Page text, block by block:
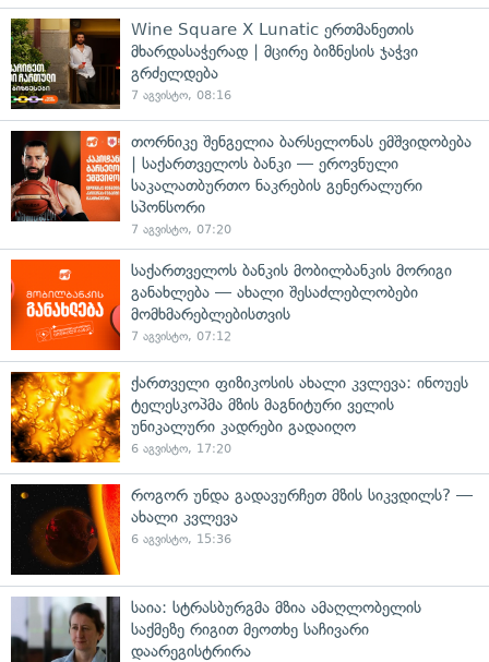
Wine Square X Lunatic ერთმანეთის
მხარდასაჭერად | მცირე ბიზნესის ჯაჭვი
გრძელდება
7 აგვისტო, 08:16
თორნიკე შენგელია ბარსელონას ემშვიდობება
| საქართველოს ბანკი — ეროვნული
საკალათბურთო ნაკრების გენერალური
სპონსორი
7 აგვისტო, 07:20
საქართველოს ბანკის მობილბანკის მორიგი
განახლება — ახალი შესაძლებლობები
მომხმარებლებისთვის
7 აგვისტო, 07:12
ქართველი ფიზიკოსის ახალი კვლევა: ინოუეს
ტელესკოპმა მზის მაგნიტური ველის
უნიკალური კადრები გადაიღო
6 აგვისტო, 17:20
როგორ უნდა გადავურჩეთ მზის სიკვდილს? —
ახალი კვლევა
6 აგვისტო, 15:36
საია: სტრასბურგმა მზია ამაღლობელის
საქმეზე რიგით მეოთხე საჩივარი
დაარეგისტრირა